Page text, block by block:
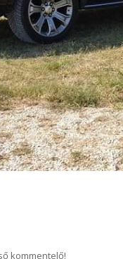
kommentelő!